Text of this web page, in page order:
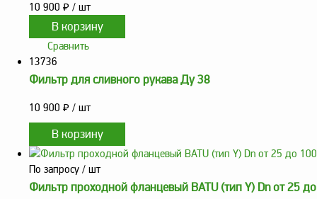
10 900 ₽ / шт
Сравнить
13736
Фильтр для сливного рукава Ду 38
10 900 ₽ / шт
По запросу / шт
Фильтр проходной фланцевый BATU (тип Y) Dn от 25